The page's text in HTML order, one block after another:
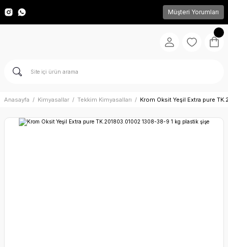
Müşteri Yorumları
Anasayfa Kimyasallar Tekkim Kimyasalları Krom Oksit Yeşil Extra pure